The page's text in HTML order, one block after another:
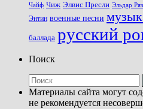
Чайф Чиж Элвис Пресли Эльдар
Энтин военные песни
баллада русский
Поиск
Материалы сайта могут
не рекомендуется